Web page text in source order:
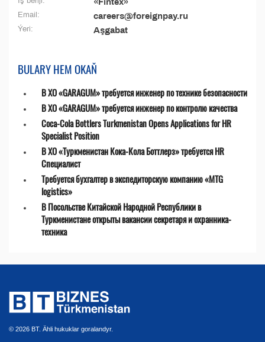
Email: careers@foreignpay.ru
Ýeri: Aşgabat
BULARY HEM OKAŇ
В ХО «GARAGUM» требуется инженер по технике безопасности
В ХО «GARAGUM» требуется инженер по контролю качества
Coca-Cola Bottlers Turkmenistan Opens Applications for HR
Specialist Position
В ХО «Туркменистан Кока-Кола Боттлерз» требуется HR
Специалист
Требуется бухгалтер в экспедиторскую компанию «MTG
logistics»
В Посольстве Китайской Народной Республики в
Туркменистане открыты вакансии секретаря и охранника-
техника
© 2026 BT. Ähli hukuklar goralandyr.